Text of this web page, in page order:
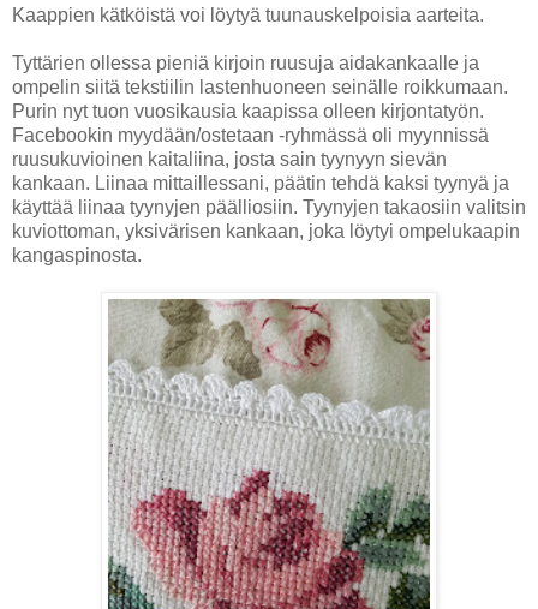
Kaappien kätköistä voi löytyä tuunauskelpoisia aarteita.
Tyttärien ollessa pieniä kirjoin ruusuja aidakankaalle ja
ompelin siitä tekstiilin lastenhuoneen seinälle roikkumaan.
Purin nyt tuon vuosikausia kaapissa olleen kirjontatyön.
Facebookin myydään/ostetaan -ryhmässä oli myynnissä
ruusukuvioinen kaitaliina, josta sain tyynyyn sievän
kankaan. Liinaa mittaillessani, päätin tehdä kaksi tyynyä ja
käyttää liinaa tyynyjen päälliosiin. Tyynyjen takaosiin valitsin
kuviottoman, yksivärisen kankaan, joka löytyi ompelukaapin
kangaspinosta.